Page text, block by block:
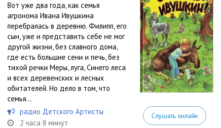
Вот уже два года, как семья
агронома Ивана Ивушкина
перебралась в деревню. Филипп, его
сын, уже и представить себе не мог
другой жизни, без славного дома,
где есть большие сени и печь, без
тихой речки Меры, луга, Синего леса
и всех деревенских и лесных
обитателей. Но дело в том, что
семья...
радио Детского Артисты
2 часа 8 минут
Слушать онлайн